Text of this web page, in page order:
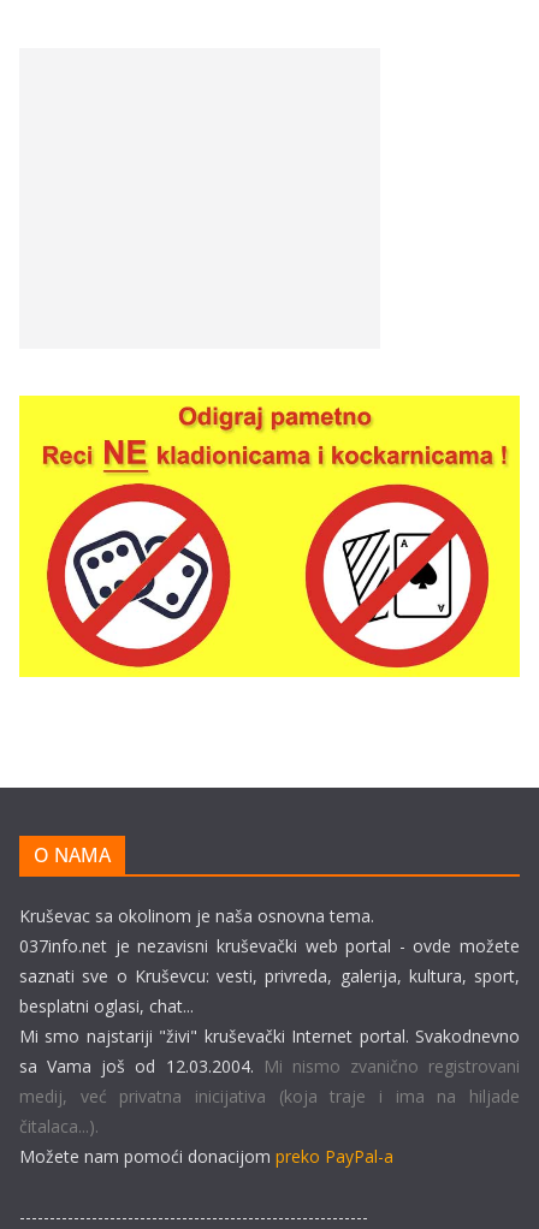
O NAMA
Kruševac sa okolinom je naša osnovna tema.
037info.net je nezavisni kruševački web portal - ovde možete
saznati sve o Kruševcu: vesti, privreda, galerija, kultura, sport,
besplatni oglasi, chat...
Mi smo najstariji "živi" kruševački Internet portal. Svakodnevno
sa Vama još od 12.03.2004. Mi nismo zvanično registrovani
medij, već privatna inicijativa (koja traje i ima na hiljade
čitalaca...).
Možete nam pomoći donacijom preko PayPal-a
----------------------------------------------------------